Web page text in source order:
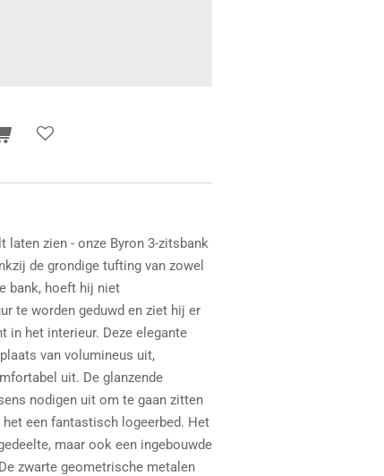
laten zien - onze Byron 3-zitsbank
de grondige tufting van zowel
bank, hoeft hij niet
te worden geduwd en ziet hij er
in het interieur. Deze elegante
van volumineus uit,
uit. De glanzende
nodigen uit om te gaan zitten
een fantastisch logeerbed. Het
maar ook een ingebouwde
zwarte geometrische metalen